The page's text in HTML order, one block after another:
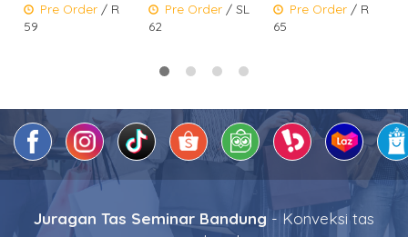
Pre Order / R
59
Pre Order / SL
62
Pre Order / R
65
Juragan Tas Seminar Bandung - Konveksi tas